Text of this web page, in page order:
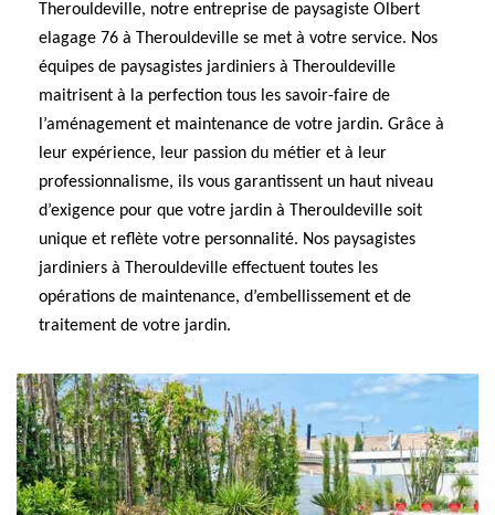
Therouldeville, notre entreprise de paysagiste Olbert
elagage 76 à Therouldeville se met à votre service. Nos
équipes de paysagistes jardiniers à Therouldeville
maitrisent à la perfection tous les savoir-faire de
l’aménagement et maintenance de votre jardin. Grâce à
leur expérience, leur passion du métier et à leur
professionnalisme, ils vous garantissent un haut niveau
d’exigence pour que votre jardin à Therouldeville soit
unique et reflète votre personnalité. Nos paysagistes
jardiniers à Therouldeville effectuent toutes les
opérations de maintenance, d’embellissement et de
traitement de votre jardin.